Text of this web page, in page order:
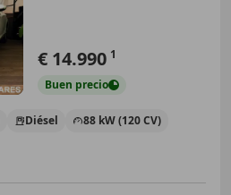
€ 14.990 1
Buen precio
Diésel 88 kW (120 CV)